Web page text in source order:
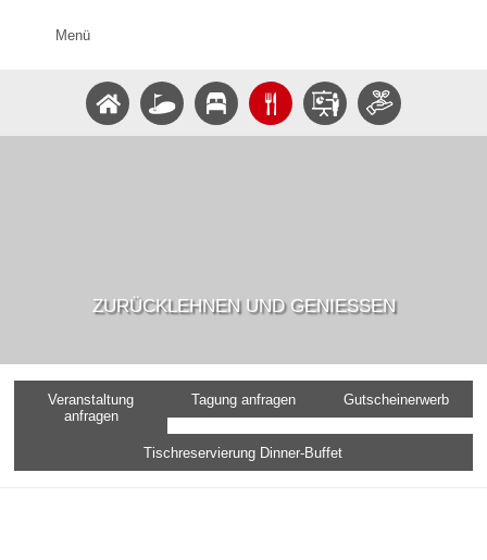
Menü
ZURÜCKLEHNEN UND GENIESSEN
Veranstaltung
anfragen
Tagung anfragen Gutscheinerwerb
Tischreservierung Dinner-Buffet